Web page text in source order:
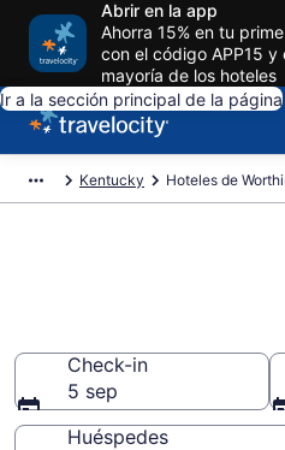
Abrir en la app
Ahorra 15% en tu
con el código APP15 y
mayoría de los hoteles
Ir a la sección principal de la página
Kentucky Hoteles de
Check-in
5 sep
Huéspedes